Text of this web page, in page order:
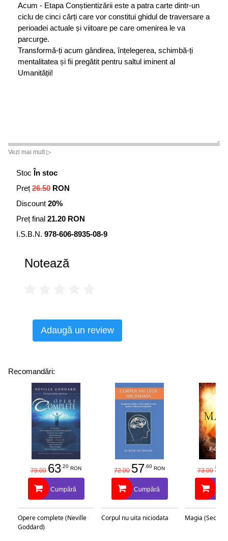
Acum - Etapa Conștientizării este a patra carte dintr-un
ciclu de cinci cărți care vor constitui ghidul de traversare a
perioadei actuale și viitoare pe care omenirea le va
parcurge.
Transformă-ți acum gândirea, înțelegerea, schimbă-ți
mentalitatea și fii pregătit pentru saltul iminent al
Umanității!
Vezi mai mult ▷
Stoc În stoc
Preț 26.50 RON
Discount 20%
Preț final 21.20 RON
I.S.B.N. 978-606-8935-08-9
Notează
Adaugă un review
Recomandări:
79.00 63.20 RON
Cumpără
Opere complete (Neville
Goddard)
72.00 57.60 RON
Cumpără
Corpul nu uita niciodata
73.00 58
Magia